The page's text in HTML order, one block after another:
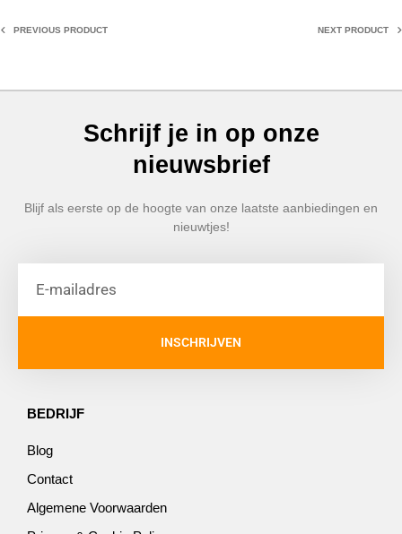
PREVIOUS PRODUCT NEXT PRODUCT
Schrijf je in op onze
nieuwsbrief
Blijf als eerste op de hoogte van onze laatste aanbiedingen en
nieuwtjes!
INSCHRIJVEN
BEDRIJF
Blog
Contact
Algemene Voorwaarden